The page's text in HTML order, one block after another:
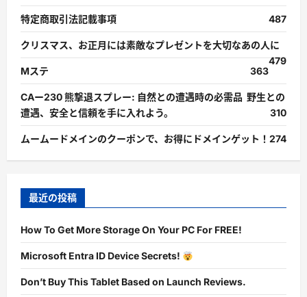
特定商取引法記載事項 487
クリスマス、お正月には素敵なプレゼントを大切なあの人に
479
Mステ
363
CAー230 熊撃退スプレー: 自然との遭遇時の必需品 野生との
遭遇、安全と信頼を手に入れよう。
310
ムームードメインのクーポンで、お得にドメインゲット！ 274
最近の投稿
How To Get More Storage On Your PC For FREE!
Microsoft Entra ID Device Secrets!
Don’t Buy This Tablet Based on Launch Reviews.